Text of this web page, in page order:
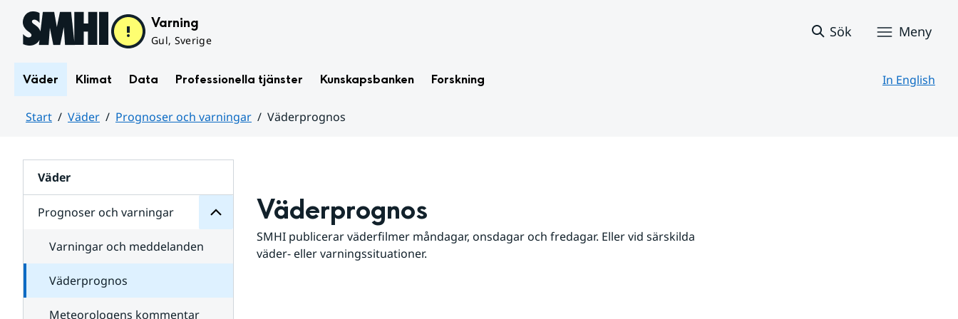
Hoppa till sidans innehåll Varning
Gul, Sverige
Sök Meny
Väder Klimat Data Professionella tjänster Kunskapsbanken Forskning In English
Start Väder Prognoser och varningar
Väderprognos
Väder
Prognoser och varningar
för
varningar
Varningar och meddelanden
Väderprognos
Meteorologens kommentar
Väderprognos
SMHI publicerar väderfilmer måndagar, onsdagar och fredagar. Eller vid särskilda
väder- eller varningssituationer.